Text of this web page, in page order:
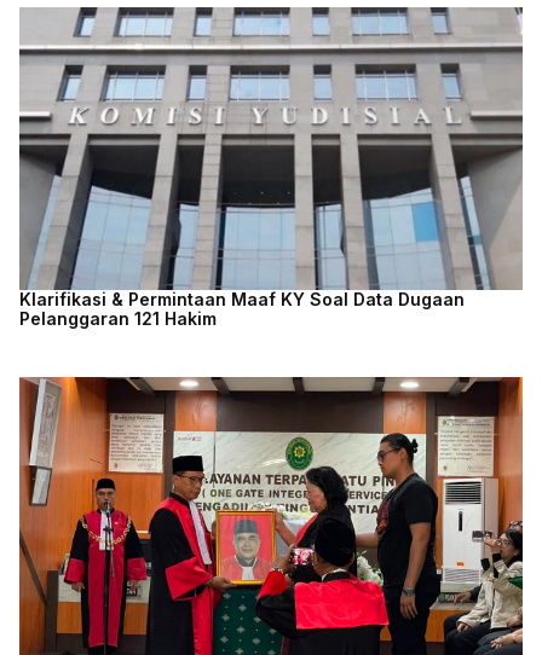
Klarifikasi & Permintaan Maaf KY Soal Data Dugaan
Pelanggaran 121 Hakim